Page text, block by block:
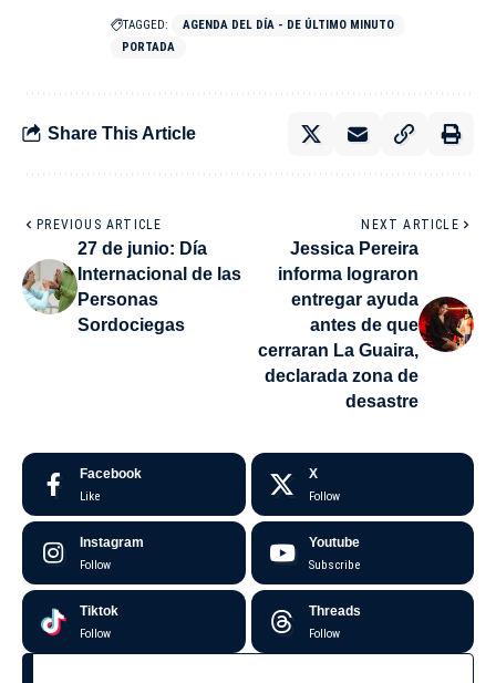
TAGGED:
AGENDA DEL DÍA - DE ÚLTIMO MINUTO
PORTADA
Share This Article
PREVIOUS ARTICLE
27 de junio: Día
Internacional de las
Personas
Sordociegas
NEXT ARTICLE
Jessica Pereira
informa lograron
entregar ayuda
antes de que
cerraran La Guaira,
declarada zona de
desastre
Facebook
Like
X
Follow
Instagram
Follow
Youtube
Subscribe
Tiktok
Follow
Threads
Follow